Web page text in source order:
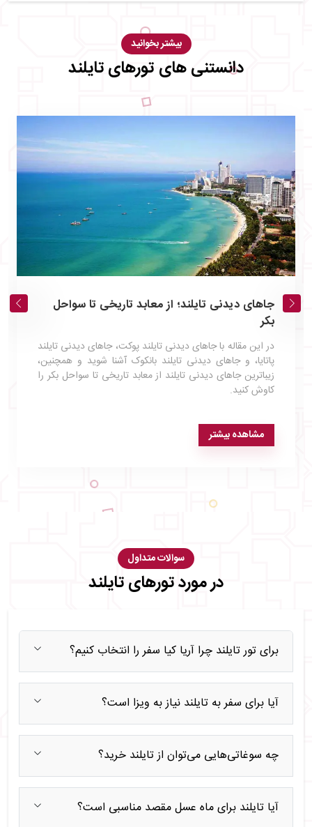
بیشتر بخوانید
دانستنی های تورهای تایلند
جاهای دیدنی تایلند؛ از معابد تاریخی تا سواحل
بکر
در این مقاله با جاهای دیدنی تایلند پوکت، جاهای دیدنی تایلند
پاتایا، و جاهای دیدنی تایلند بانکوک آشنا شوید و همچنین،
زیباترین جاهای دیدنی تایلند از معابد تاریخی تا سواحل بکر را
کاوش کنید.
مشاهده بیشتر
سوالات متداول
در مورد تورهای تایلند
برای تور تایلند چرا آریا کیا سفر را انتخاب کنیم؟
آیا برای سفر به تایلند نیاز به ویزا است؟
چه سوغاتی‌هایی می‌توان از تایلند خرید؟
آیا تایلند برای ماه عسل مقصد مناسبی است؟